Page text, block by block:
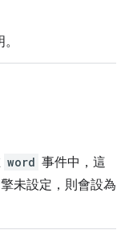
word 事件中，這
未設定，則會設為